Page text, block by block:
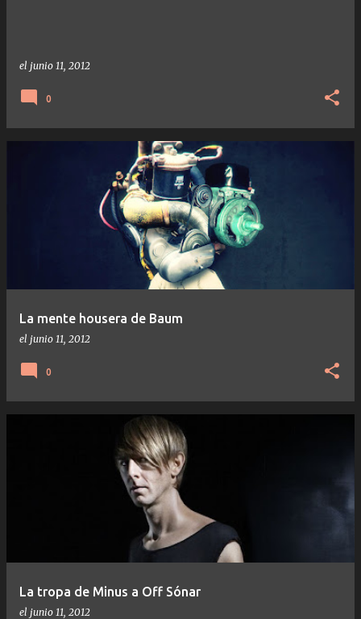
el junio 11, 2012
0
La mente housera de Baum
el junio 11, 2012
0
La tropa de Minus a Off Sónar
el junio 11, 2012